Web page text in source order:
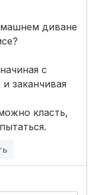
диване
с
заканчивая
класть,